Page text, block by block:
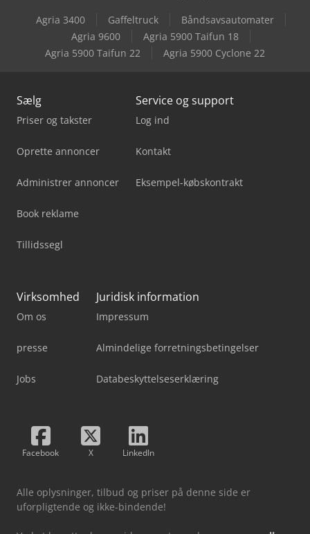
Agria 3400 Gaffeltruck
Båndsavsautomater
Agria 9600
Agria 5900 Taifun 18
Agria 5900 Taifun 22
Agria 5900 Cyclone 22
Sælg
Priser og takster
Oprette annoncer
Administrer annoncer
Book reklame
Tillidssegl
Service og support
Log ind
Kontakt
Eksempel-købskontrakt
Virksomhed
Om os
presse
Jobs
Juridisk information
Impressum
Almindelige forretningsbetingelser
Databeskyttelseserklæring
Facebook X LinkedIn
Alle oplysninger, tilbud og priser på denne side er
uforpligtende og ikke-bindende!